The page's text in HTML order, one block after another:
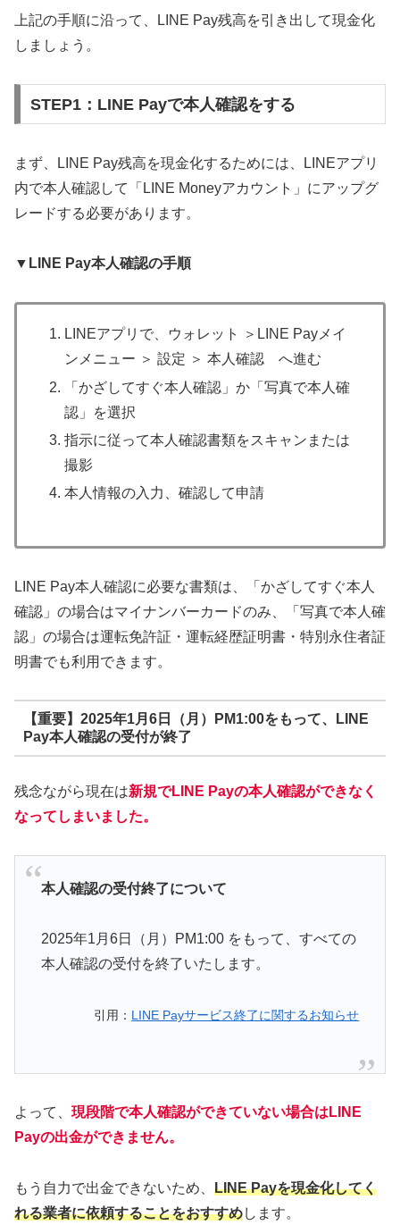
上記の手順に沿って、LINE Pay残高を引き出して現金化
しましょう。
STEP1：LINE Payで本人確認をする
まず、LINE Pay残高を現金化するためには、LINEアプリ
内で本人確認して「LINE Moneyアカウント」にアップグ
レードする必要があります。
▼LINE Pay本人確認の手順
LINEアプリで、ウォレット ＞LINE Payメイ
ンメニュー ＞ 設定 ＞ 本人確認 へ進む
「かざしてすぐ本人確認」か「写真で本人確
認」を選択
指示に従って本人確認書類をスキャンまたは
撮影
本人情報の入力、確認して申請
LINE Pay本人確認に必要な書類は、「かざしてすぐ本人
確認」の場合はマイナンバーカードのみ、「写真で本人確
認」の場合は運転免許証・運転経歴証明書・特別永住者証
明書でも利用できます。
【重要】2025年1月6日（月）PM1:00をもって、LINE
Pay本人確認の受付が終了
残念ながら現在は新規でLINE Payの本人確認ができなく
なってしまいました。
本人確認の受付終了について
2025年1月6日（月）PM1:00 をもって、すべての
本人確認の受付を終了いたします。
引用： LINE Payサービス終了に関するお知らせ
よって、 現段階で本人確認ができていない場合はLINE
Payの出金ができません。
もう自力で出金できないため、 LINE Payを現金化してく
れる業者に依頼することをおすすめします。